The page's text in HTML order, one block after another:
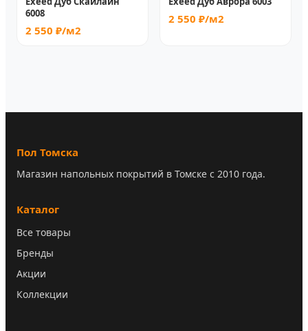
6008
2 550 ₽/м2
2 550 ₽/м2
Пол Томска
Магазин напольных покрытий в Томске с 2010 года.
Каталог
Все товары
Бренды
Акции
Коллекции